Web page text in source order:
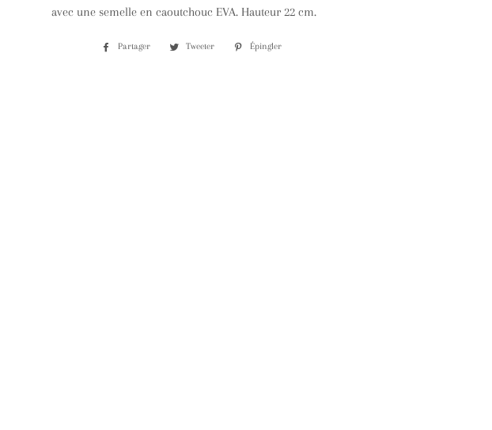
avec une semelle en caoutchouc EVA. Hauteur 22 cm.
Partager
PartagerTweeter
TweeterÉpingler